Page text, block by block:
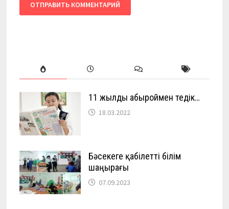
11 жылды абыроймен өтедік…
18.03.2022
Бәсекеге қабілетті білім
шаңырағы
07.09.2023